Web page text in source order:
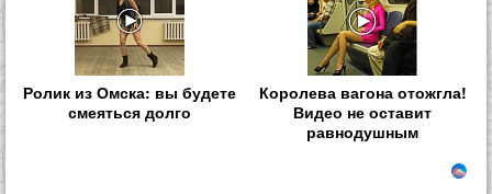
Ролик из Омска: вы будете
смеяться долго
Королева вагона отожгла!
Видео не оставит
равнодушным